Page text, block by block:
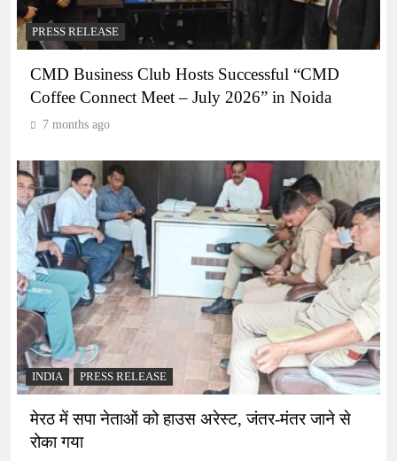
PRESS RELEASE
CMD Business Club Hosts Successful “CMD
Coffee Connect Meet – July 2026” in Noida
7 months ago
INDIA PRESS RELEASE
मेरठ में सपा नेताओं को हाउस अरेस्ट, जंतर-मंतर जाने से
रोका गया